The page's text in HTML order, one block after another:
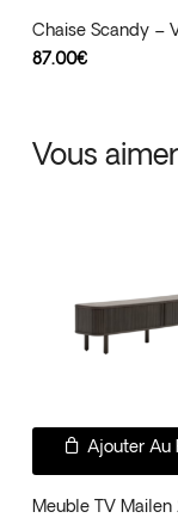
Chaise Scandy –
87.00€
Vous
Ajouter Au
Meuble TV Mailen